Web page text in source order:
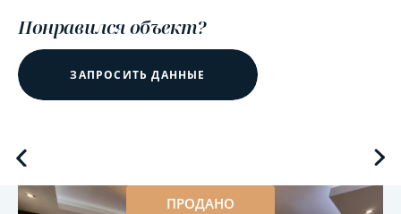
Понравился объект?
ЗАПРОСИТЬ ДАННЫЕ
ПРОДАНО